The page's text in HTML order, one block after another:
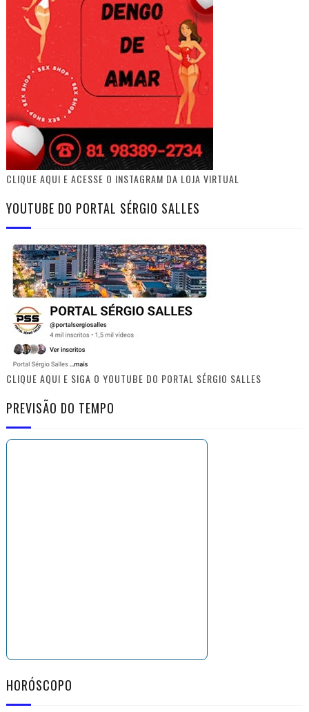
CLIQUE AQUI E ACESSE O INSTAGRAM DA LOJA VIRTUAL
YOUTUBE DO PORTAL SÉRGIO SALLES
CLIQUE AQUI E SIGA O YOUTUBE DO PORTAL SÉRGIO SALLES
PREVISÃO DO TEMPO
HORÓSCOPO